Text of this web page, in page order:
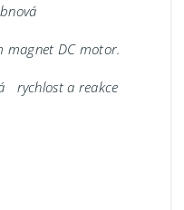
DC motor.
rychlost a reakce